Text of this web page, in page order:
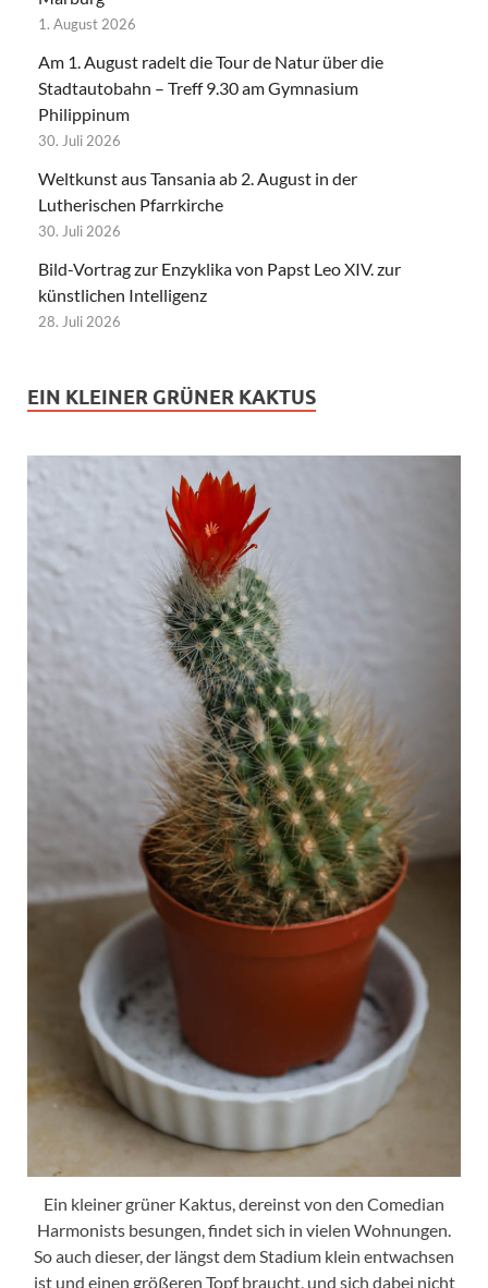
1. August 2026
Am 1. August radelt die Tour de Natur über die
Stadtautobahn – Treff 9.30 am Gymnasium
Philippinum
30. Juli 2026
Weltkunst aus Tansania ab 2. August in der
Lutherischen Pfarrkirche
30. Juli 2026
Bild-Vortrag zur Enzyklika von Papst Leo XIV. zur
künstlichen Intelligenz
28. Juli 2026
EIN KLEINER GRÜNER KAKTUS
Ein kleiner grüner Kaktus, dereinst von den Comedian
Harmonists besungen, findet sich in vielen Wohnungen.
So auch dieser, der längst dem Stadium klein entwachsen
ist und einen größeren Topf braucht, und sich dabei nicht